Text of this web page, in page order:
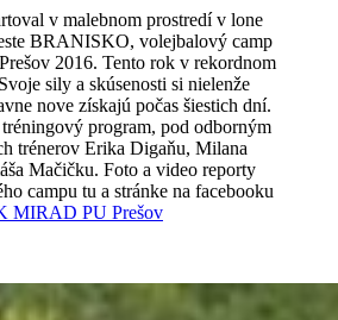
v malebnom prostredí v lone
BRANISKO, volejbalový camp
2016. Tento rok v rekordnom
sily a skúsenosti si nielenže
nove získajú počas šiestich dní.
program, pod odborným
trénerov Erika Digaňu, Milana
Mačičku. Foto a video reporty
campu tu a stránke na facebooku
MIRAD PU Prešov